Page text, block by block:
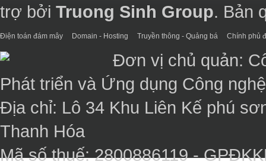
trợ bởi Truong Sinh Group. Bản
Điện toán đám mây Domain - Hosting Truyền thông - Quảng bá Chính phủ
Đơn vị chủ quản:
Phát triển và Ứng dụng Công
Địa chỉ: Lô 34 Khu Liên Kế phú
Thanh Hóa
Mã số thuế: 2800886119 -